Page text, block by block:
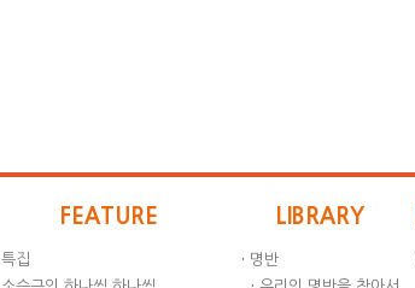
FEATURE
특집
LIBRARY
· 명반